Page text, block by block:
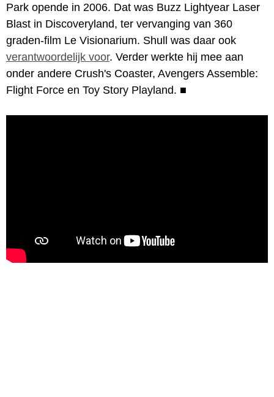
Park opende in 2006. Dat was Buzz Lightyear Laser
Blast in Discoveryland, ter vervanging van 360
graden-film Le Visionarium. Shull was daar ook
verantwoordelijk voor. Verder werkte hij mee aan
onder andere Crush's Coaster, Avengers Assemble:
Flight Force en Toy Story Playland. ■